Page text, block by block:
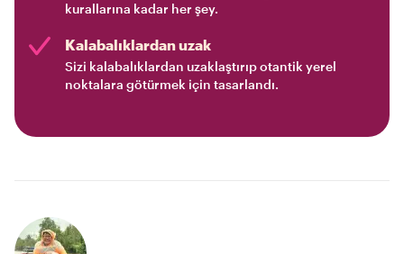
kurallarına kadar her şey.
Kalabalıklardan uzak
Sizi kalabalıklardan uzaklaştırıp otantik yerel
noktalara götürmek için tasarlandı.